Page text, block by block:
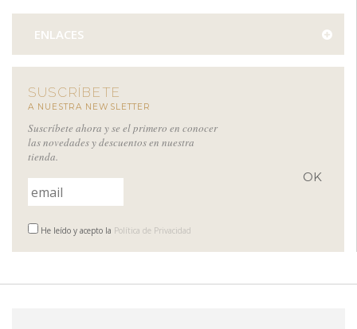
ENLACES
SUSCRÍBETE
A NUESTRA NEWSLETTER
Suscríbete ahora y se el primero en conocer
las novedades y descuentos en nuestra
tienda.
He leído y acepto la Política de Privacidad